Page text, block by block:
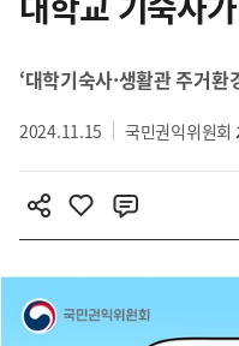
츠
영‘대학기숙사·생활관 주거환
2024.11.15 국민권익위원회